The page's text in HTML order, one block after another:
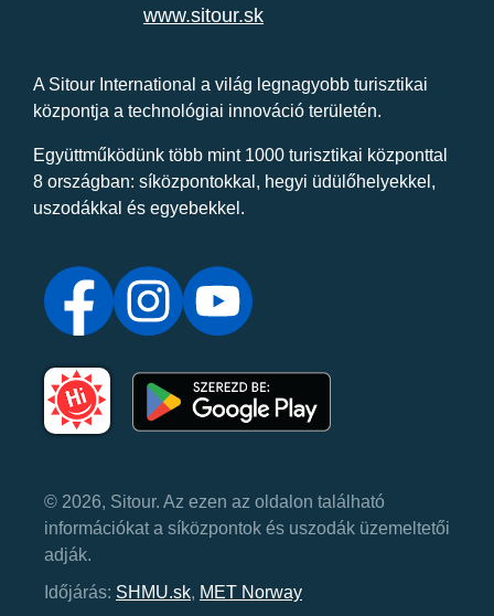
www.sitour.sk
A Sitour International a világ legnagyobb turisztikai
központja a technológiai innováció területén.
Együttműködünk több mint 1000 turisztikai központtal
8 országban: síközpontokkal, hegyi üdülőhelyekkel,
uszodákkal és egyebekkel.
© 2026, Sitour. Az ezen az oldalon található
információkat a síközpontok és uszodák üzemeltetői
adják.
Időjárás: SHMU.sk, MET Norway